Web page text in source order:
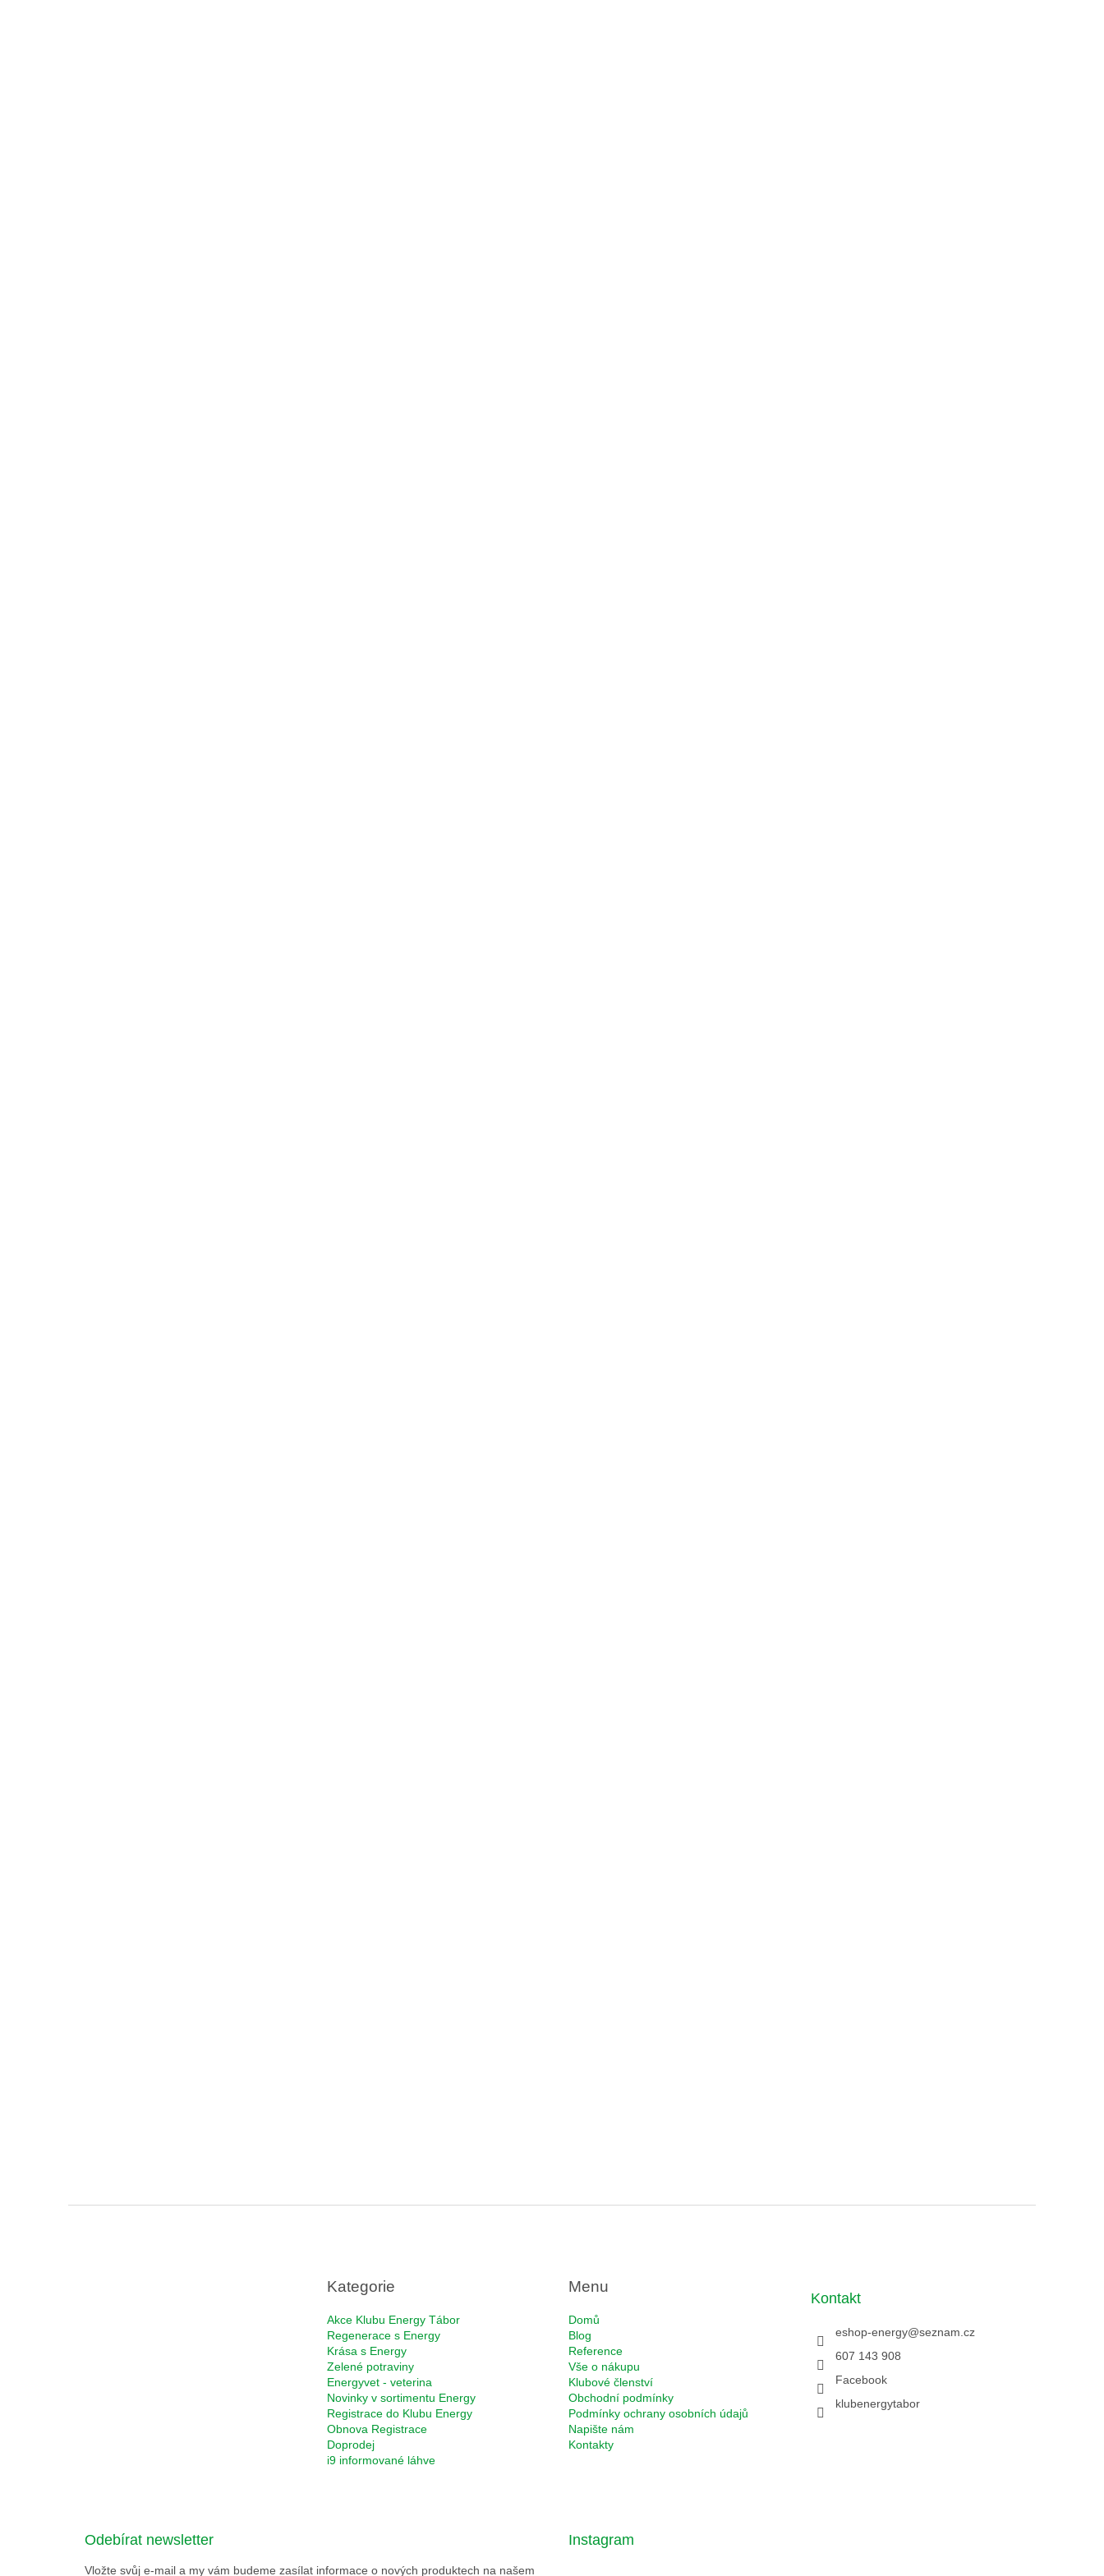
Kategorie
Akce Klubu Energy Tábor
Regenerace s Energy
Krása s Energy
Zelené potraviny
Energyvet - veterina
Novinky v sortimentu Energy
Registrace do Klubu Energy
Obnova Registrace
Doprodej
i9 informované láhve
Menu
Domů
Blog
Reference
Vše o nákupu
Klubové členství
Obchodní podmínky
Podmínky ochrany osobních údajů
Napište nám
Kontakty
Kontakt
eshop-energy@seznam.cz
607 143 908
Facebook
klubenergytabor
Odebírat newsletter
Vložte svůj e-mail a my vám budeme zasílat informace o nových produktech na našem
Instagram